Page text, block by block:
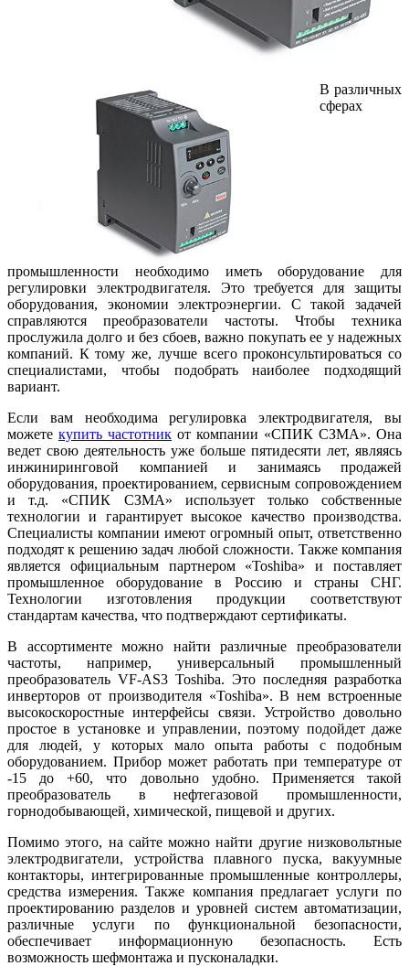
В различных
сферах
промышленности необходимо иметь оборудование для
регулировки электродвигателя. Это требуется для защиты
оборудования, экономии электроэнергии. С такой задачей
справляются преобразователи частоты. Чтобы техника
прослужила долго и без сбоев, важно покупать ее у надежных
компаний. К тому же, лучше всего проконсультироваться со
специалистами, чтобы подобрать наиболее подходящий
вариант.
Если вам необходима регулировка электродвигателя, вы
можете купить частотник от компании «СПИК СЗМА». Она
ведет свою деятельность уже больше пятидесяти лет, являясь
инжиниринговой компанией и занимаясь продажей
оборудования, проектированием, сервисным сопровождением
и т.д. «СПИК СЗМА» использует только собственные
технологии и гарантирует высокое качество производства.
Специалисты компании имеют огромный опыт, ответственно
подходят к решению задач любой сложности. Также компания
является официальным партнером «Toshiba» и поставляет
промышленное оборудование в Россию и страны СНГ.
Технологии изготовления продукции соответствуют
стандартам качества, что подтверждают сертификаты.
В ассортименте можно найти различные преобразователи
частоты, например, универсальный промышленный
преобразователь VF-AS3 Toshiba. Это последняя разработка
инверторов от производителя «Toshiba». В нем встроенные
высокоскоростные интерфейсы связи. Устройство довольно
простое в установке и управлении, поэтому подойдет даже
для людей, у которых мало опыта работы с подобным
оборудованием. Прибор может работать при температуре от
-15 до +60, что довольно удобно. Применяется такой
преобразователь в нефтегазовой промышленности,
горнодобывающей, химической, пищевой и других.
Помимо этого, на сайте можно найти другие низковольтные
электродвигатели, устройства плавного пуска, вакуумные
контакторы, интегрированные промышленные контроллеры,
средства измерения. Также компания предлагает услуги по
проектированию разделов и уровней систем автоматизации,
различные услуги по функциональной безопасности,
обеспечивает информационную безопасность. Есть
возможность шефмонтажа и пусконаладки.